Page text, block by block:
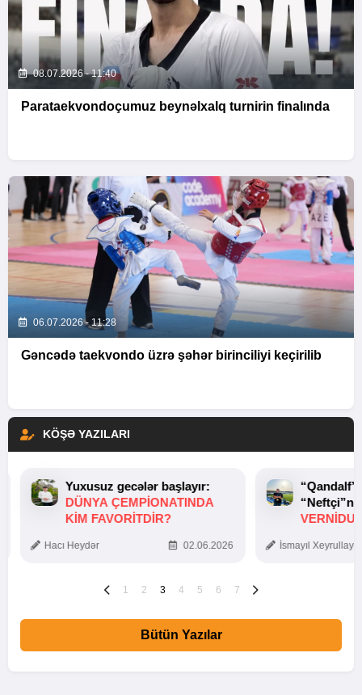
08.07.2026 - 11:40
Parataekvondoçumuz beynəlxalq turnirin finalında
06.07.2026 - 11:28
Gəncədə taekvondo üzrə şəhər birinciliyi keçirilib
KÖŞƏ YAZILARI
Yuxusuz gecələr başlayır:
DÜNYA ÇEMPIONATINDA
KIM FAVORITDIR?
Hacı Heydər 02.06.2026 İsmayıl
1 2 3 4 5 6 7
Bütün Yazılar